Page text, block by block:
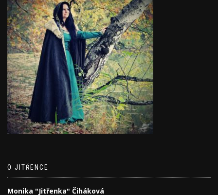
O JITŘENCE
Monika "Jitřenka" Čiháková